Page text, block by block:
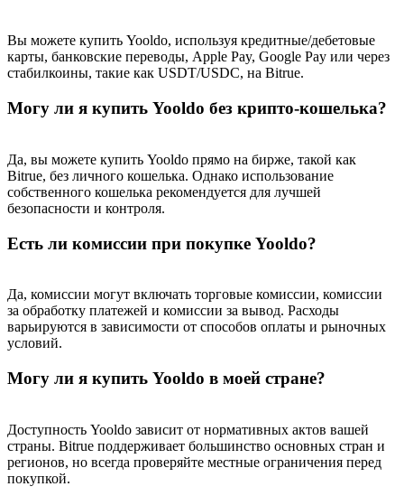
Вы можете купить Yooldo, используя кредитные/дебетовые
карты, банковские переводы, Apple Pay, Google Pay или через
стабилкоины, такие как USDT/USDC, на Bitrue.
Могу ли я купить Yooldo без крипто-кошелька?
Да, вы можете купить Yooldo прямо на бирже, такой как
Bitrue, без личного кошелька. Однако использование
собственного кошелька рекомендуется для лучшей
безопасности и контроля.
Есть ли комиссии при покупке Yooldo?
Да, комиссии могут включать торговые комиссии, комиссии
за обработку платежей и комиссии за вывод. Расходы
варьируются в зависимости от способов оплаты и рыночных
условий.
Могу ли я купить Yooldo в моей стране?
Доступность Yooldo зависит от нормативных актов вашей
страны. Bitrue поддерживает большинство основных стран и
регионов, но всегда проверяйте местные ограничения перед
покупкой.